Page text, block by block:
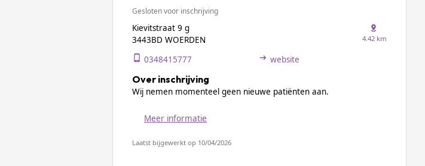
Gesloten voor inschrijving
Kievitstraat 9 g
3443BD WOERDEN
4.42 km
0348415777 website
Over inschrijving
Wij nemen momenteel geen nieuwe patiënten aan.
Meer informatie
Laatst bijgewerkt op 10/04/2026